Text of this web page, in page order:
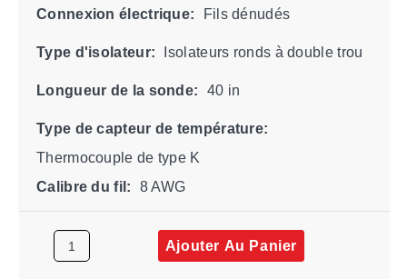
Connexion électrique: Fils dénudés
Type d'isolateur: Isolateurs ronds à double trou
Longueur de la sonde: 40 in
Type de capteur de température:
Thermocouple de type K
Calibre du fil:
8 AWG
Ajouter Au Panier